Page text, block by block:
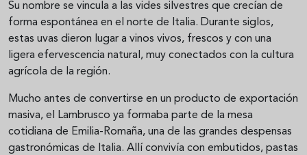
Su nombre se vincula a las vides silvestres que crecían de
forma espontánea en el norte de Italia. Durante siglos,
estas uvas dieron lugar a vinos vivos, frescos y con una
ligera efervescencia natural, muy conectados con la cultura
agrícola de la región.
Mucho antes de convertirse en un producto de exportación
masiva, el Lambrusco ya formaba parte de la mesa
cotidiana de Emilia-Romaña, una de las grandes despensas
gastronómicas de Italia. Allí convivía con embutidos, pastas